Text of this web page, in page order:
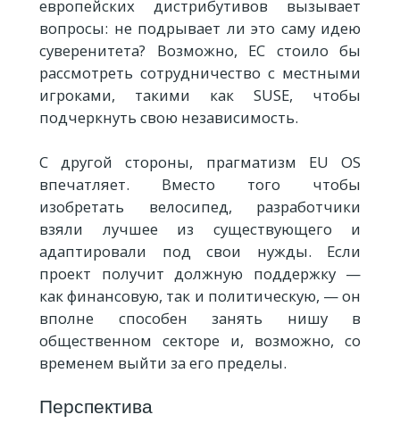
европейских дистрибутивов вызывает
вопросы: не подрывает ли это саму идею
суверенитета? Возможно, ЕС стоило бы
рассмотреть сотрудничество с местными
игроками, такими как SUSE, чтобы
подчеркнуть свою независимость.
С другой стороны, прагматизм EU OS
впечатляет. Вместо того чтобы
изобретать велосипед, разработчики
взяли лучшее из существующего и
адаптировали под свои нужды. Если
проект получит должную поддержку —
как финансовую, так и политическую, — он
вполне способен занять нишу в
общественном секторе и, возможно, со
временем выйти за его пределы.
Перспектива